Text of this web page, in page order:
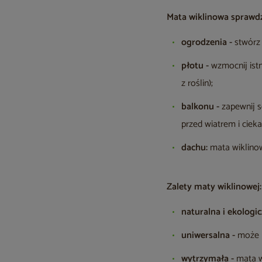
Mata wiklinowa
ogrodzenia -
płotu -wzmocnij
z roślin);
balkonu -zapewnij
przed wiatrem i
dachu:mata
Zalety maty wiklinowej:
naturalna i
uniwersalna -
wytrzymała -mata